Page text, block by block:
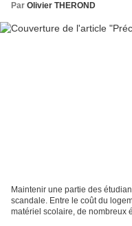
Par Olivier THEROND
Maintenir une partie des
scandale. Entre le coût du
matériel scolaire, de nombreux